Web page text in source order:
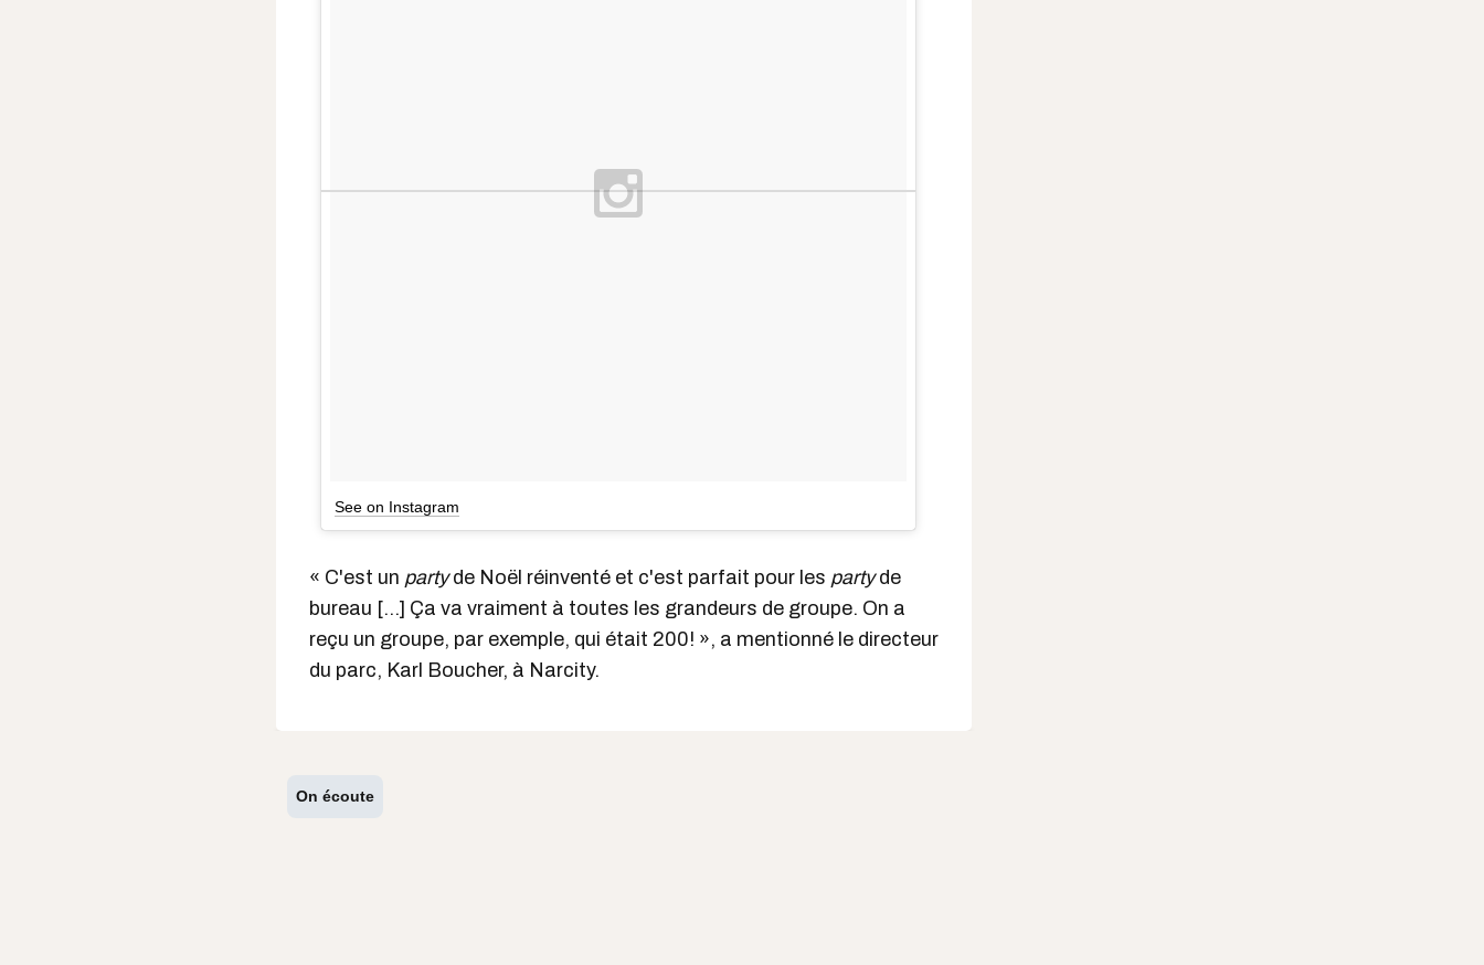
See on Instagram
« C'est un partyde Noël réinventé et c'est parfait pour les partyde
bureau [...] Ça va vraiment à toutes les grandeurs de groupe. On a
reçu un groupe, par exemple, qui était 200! », a mentionné le directeur
du parc, Karl Boucher, à Narcity.
On écoute